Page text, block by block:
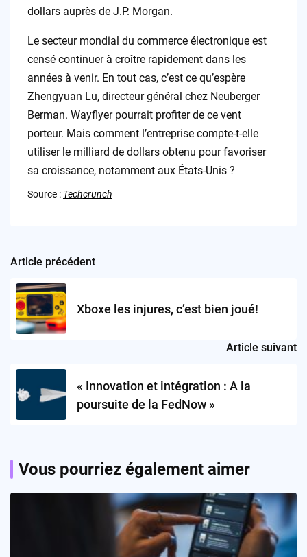
dollars auprès de J.P. Morgan.
Le secteur mondial du commerce électronique est
censé continuer à croître rapidement dans les
années à venir. En tout cas, c’est ce qu’espère
Zhengyuan Lu, directeur général chez Neuberger
Berman. Wayflyer pourrait profiter de ce vent
porteur. Mais comment l’entreprise compte-t-elle
utiliser le milliard de dollars obtenu pour favoriser
sa croissance, notamment aux États-Unis ?
Source : Techcrunch
Post
navigation
Article précédent
Xboxe les injures, c’est bien joué!
Article suivant
« Innovation et intégration : A la
poursuite de la FedNow »
Vous pourriez également aimer